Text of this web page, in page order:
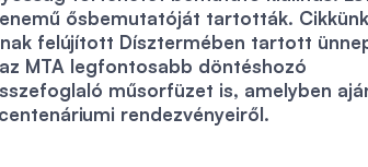
ősbemutatóját tartották.
felújított Dísztermében tartott
MTA legfontosabb döntéshozó
műsorfüzet is, amelyben
rendezvényeiről.